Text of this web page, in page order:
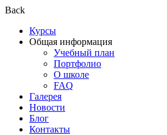
Back
Курсы
Общая информация
Учебный план
Портфолио
О школе
FAQ
Галерея
Новости
Блог
Контакты